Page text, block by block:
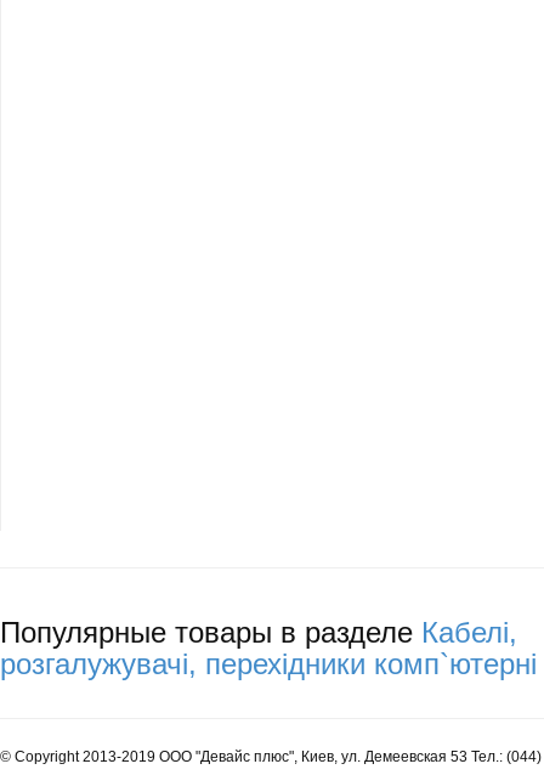
Популярные товары в разделе Кабелі,
розгалужувачі, перехідники комп`ютерні
© Copyright 2013-2019 ООО "Девайс плюс", Киев, ул. Демеевская 53 Тел.: (044)